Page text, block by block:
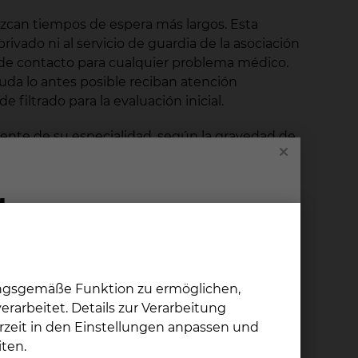
tiempos de espera más largos. Esta
ni al servicio de guardia de la asociación
contacto para cualquier problema médico.
lo antes posible reciban atención
filtrado para la evaluación inicial.
de su especialidad, según la gravedad de
con la máxima prioridad; los pacientes del
los primeros auxilios por parte de personal
clasifica a los pacientes de urgencias
Funktion zu ermöglichen,
Details zur Verarbeitung
in den Einstellungen anpassen und